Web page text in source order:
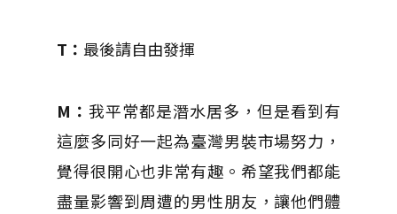
T： 最後請自由發揮
M： 我平常都是潛水居多，但是看到有
這麼多同好一起為臺灣男裝市場努力，
覺得很開心也非常有趣。希望我們都能
盡量影響到周遭的男性朋友，讓他們體